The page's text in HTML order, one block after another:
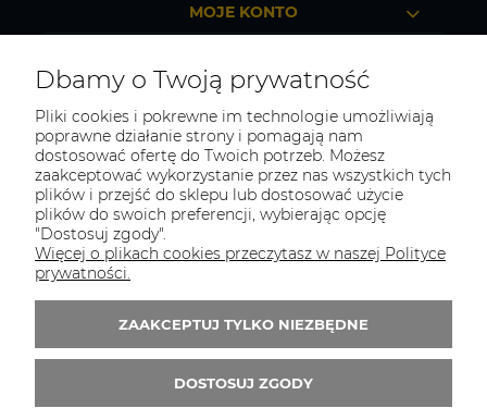
MOJE KONTO
TOTAL BHP
Odwiedź nasz sklep
Sosnowiec, ul. Braci Mieroszewskich 2B/XIV
Tel.:
507549566
Zapisz się do newslettera
Dbamy o Twoją prywatność
Pliki cookies i pokrewne im technologie umożliwiają
poprawne działanie strony i pomagają nam
dostosować ofertę do Twoich potrzeb. Możesz
zaakceptować wykorzystanie przez nas wszystkich tych
plików i przejść do sklepu lub dostosować użycie
plików do swoich preferencji, wybierając opcję
"Dostosuj zgody".
Więcej o plikach cookies przeczytasz w naszej Polityce
prywatności.
ZAAKCEPTUJ TYLKO NIEZBĘDNE
DOSTOSUJ ZGODY